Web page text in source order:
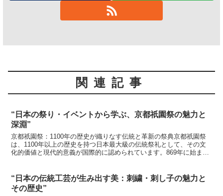
関連記事
“日本の祭り・イベントから学ぶ、京都祇園祭の魅力と
深淵”
京都祇園祭：1100年の歴史が織りなす伝統と革新の祭典京都祇園祭
は、1100年以上の歴史を持つ日本最大級の伝統祭礼として、その文
化的価値と現代的意義が国際的に認められています。869年に始まっ
“日本の伝統工芸が生み出す美：刺繍・刺し子の魅力と
その歴史”